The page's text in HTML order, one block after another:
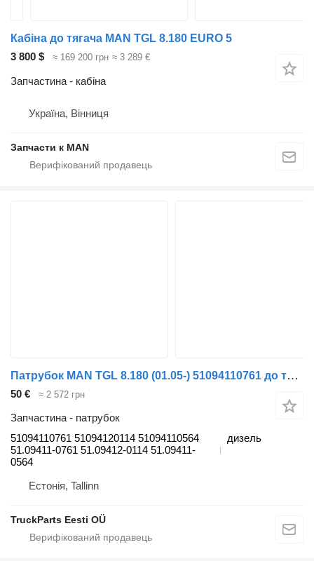
Кабіна до тягача MAN TGL 8.180 EURO 5
3 800 $
≈ 169 200 грн ≈ 3 289 €
Запчастина - кабіна
Україна, Вінниця
Запчасти к MAN
Патрубок MAN TGL 8.180 (01.05-) 51094110761 до тягача MAN TGL, TGM, TGS, TGX (2005-2021)
50 € ≈ 2 572 грн
Запчастина - патрубок
51094110761 51094120114 51094110564
51.09411-0761 51.09412-0114 51.09411-
0564
дизель
Естонія, Tallinn
TruckParts Eesti OÜ